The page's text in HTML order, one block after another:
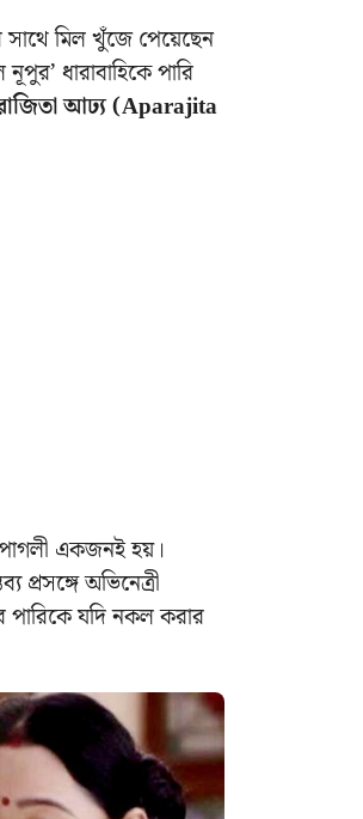
সাথে মিল খুঁজে পেয়েছেন
ধারাবাহিকে পারি
আঢ্য (Aparajita
পাগলী একজনই হয়।
অভিনেত্রী
যদি নকল করার